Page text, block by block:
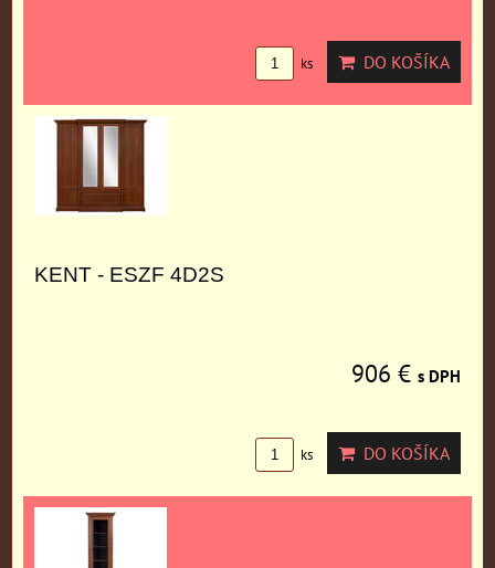
ks DO KOŠÍKA
KENT - ESZF 4D2S
906 € s DPH
ks DO KOŠÍKA